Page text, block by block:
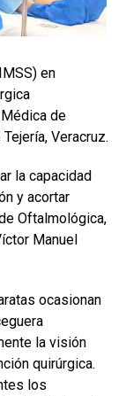
en
de
Veracruz.
la capacidad
y acortar
Oftalmológica,
Manuel
ocasionan
la visión
quirúrgica.
los